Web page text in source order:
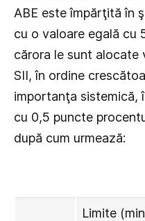
ABE este împărţită în
cu o valoare egală cu
cărora le sunt alocate
SII, în ordine
importanţa sistemică,
cu 0,5 puncte
după cum urmează:
Limite (min